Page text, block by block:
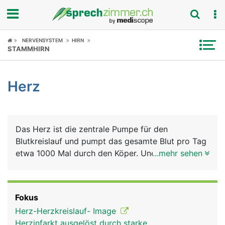
Fokus
Symptome
News
Rubriken
NERVENSYSTEM HIRN
STAMMHIRN
Herz
Das Herz ist die zentrale Pumpe für den
Blutkreislauf und pumpt das gesamte Blut pro Tag
etwa 1000 Mal durch den Köper. Unermüdlich
lebensnotwendigen Sauerstoff bilden Herz und
Lunge eine funktionelle Einheit. Man kann sich das
...mehr sehen
Fokus
Herz-Herzkreislauf- Image
Herzinfarkt ausgelöst durch starke